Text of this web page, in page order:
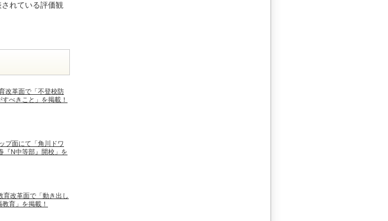
れている評価観
改革面で「不登校防
べきこと」を掲載！
プ面にて「角川ドワ
『N中等部』開校」を
改革面で「動き出し
育」を掲載！